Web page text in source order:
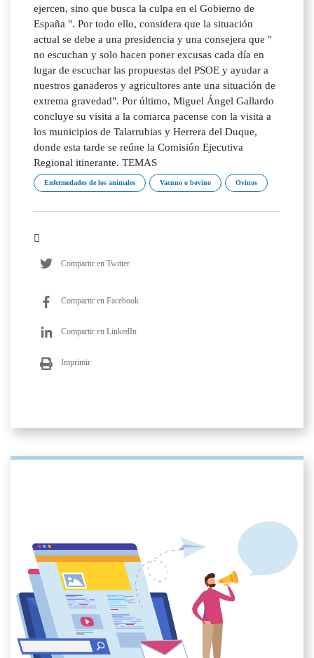
ejercen, sino que busca la culpa en el Gobierno de
España ". Por todo ello, considera que la situación
actual se debe a una presidencia y una consejera que "
no escuchan y solo hacen poner excusas cada día en
lugar de escuchar las propuestas del PSOE y ayudar a
nuestros ganaderos y agricultores ante una situación de
extrema gravedad". Por último, Miguel Ángel Gallardo
concluye su visita a la comarca pacense con la visita a
los municipios de Talarrubias y Herrera del Duque,
donde esta tarde se reúne la Comisión Ejecutiva
Regional itinerante. TEMAS
Enfermedades de los animales Vacuno o bovino Ovinos
Compartir en Twitter
Compartir en Facebook
Compartir en LinkedIn
Imprimir